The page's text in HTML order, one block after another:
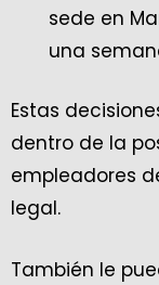
sede en
una
Estas
dentro de la
empleadores
legal.
También le